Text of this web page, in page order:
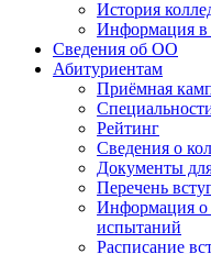
История
Информация
Сведения об ОО
Абитуриентам
Приёмная
Рейтинг
Сведения о
Документы
Перечень
Информация о
испытаний
Расписание